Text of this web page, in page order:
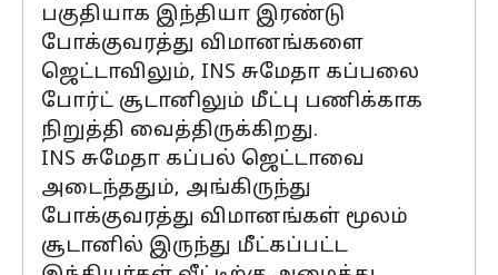
பகுதியாக இந்தியா இரண்டு
போக்குவரத்து விமானங்களை
ஜெட்டாவிலும், INS சுமேதா கப்பலை
போர்ட் சூடானிலும் மீட்பு பணிக்காக
நிறுத்தி வைத்திருக்கிறது.
INS சுமேதா கப்பல் ஜெட்டாவை
அடைந்ததும், அங்கிருந்து
போக்குவரத்து விமானங்கள் மூலம்
சூடானில் இருந்து மீட்கப்பட்ட